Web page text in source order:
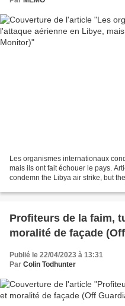
Les organismes internationaux
mais ils ont fait échouer le pays.
condemn the Libya air strike, but
Profiteurs de la faim,
moralité de façade
Publié le 22/04/2023 à 13:31
Par Colin Todhunter